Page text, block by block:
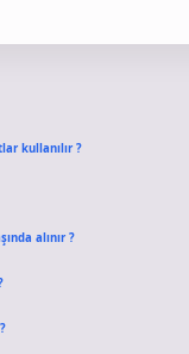
kullanılır ?
alınır ?